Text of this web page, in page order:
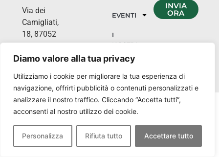
Diamo valore alla tua privacy
Utilizziamo i cookie per migliorare la tua esperienza di
navigazione, offrirti pubblicità o contenuti personalizzati e
analizzare il nostro traffico. Cliccando “Accetta tutti”,
acconsenti al nostro utilizzo dei cookie.
Personalizza Rifiuta tutto Accettare tutto
Via dei
Camigliati,
18, 87052
Silano CS
EVENTI
I
NOSTRI
LUOGHI
INVIA
ORA